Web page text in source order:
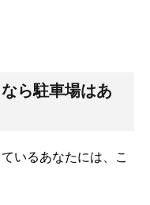
ら駐車場はあ
いるあなたには、こ